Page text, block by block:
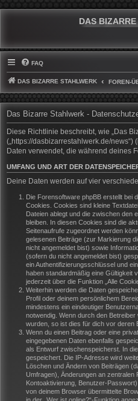
DAS
FAQ
DAS BIZARRE STAHLWERK FOREN-
Das Bizarre Stahlwerk -
Diese Richtlinie beschreibt, wie „Das
(„https://dasbizarrestahlwerk.de/news“)
Daten verwendet, die während deines
UMFANG UND ART DER
Deine Daten werden auf vier
Die Forensoftware phpBB erstellt bei
Cookies. Cookies sind kleine
Dateien ablegt und die zwischen den
bleiben. In diesen Cookies sind die
Seitenaufrufe zugeordnet werden
gelesenen Beiträge (zur Markierung
nicht angemeldet bist) sowie
(sofern du nicht angemeldet bist)
ein Authentifizierungsschlüssel und
haben standardmäßig eine Gültigkeit
jederzeit über die Funktion „Alle
Weiterhin werden die Daten
Profil oder deinem persönlichem
mindestens ein eindeutiger
notwendig. Wenn durch den
wurden, so ist dies für dich vor deren
Wenn du einen Beitrag oder eine
eingegebenen Daten ebenfalls
als Entwurf zwischenspeicherst. In
gespeichert. Die IP-Adresse wird
Löschen und Ändern von Beiträgen
Umfragen), Änderungen an zentralen
Kontoaktivierung, Benutzer-
von deinem Browser übermittelte